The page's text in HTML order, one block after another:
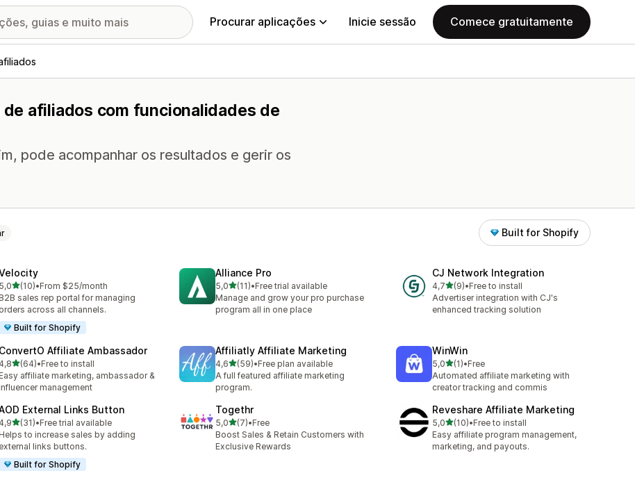
Procurar aplicações Inicie sessão Comece gratuitamente
afiliados com funcionalidades de
pode acompanhar os resultados e gerir os
Built for Shopify
5,0de 5 estrelas
(10)
10 total de avaliações
•From $25/month
sales rep portal for managing
across all channels.
Built for Shopify
Alliance Pro
5,0de 5 estrelas
(11)
11 total de avaliações
•Free trial available
Manage and grow your pro purchase
program all in one place
CJ Network Integration
4,7de 5 estrelas
(9)
9 total de avaliações
•Free to install
Advertiser integration with CJ's
enhanced tracking solution
ConvertO Affiliate Ambassador
de 5 estrelas
(64)
total de avaliações
•Free to install
affiliate marketing, ambassador &
management
Affiliatly Affiliate Marketing
4,6de 5 estrelas
(59)
59 total de avaliações
•Free plan available
A full featured affiliate marketing
program.
WinWin
5,0de 5 estrelas
(1)
1 total de avaliações
•Free
Automated affiliate marketing with
creator tracking and commis
External Links Button
de 5 estrelas
(31)
total de avaliações
•Free trial available
to increase sales by adding
links buttons.
Built for Shopify
Togethr
5,0de 5 estrelas
(7)
7 total de avaliações
•Free
Boost Sales & Retain Customers with
Exclusive Rewards
Reveshare Affiliate Marketing
5,0de 5 estrelas
(10)
10 total de avaliações
•Free to install
Easy affiliate program management,
marketing, and payouts.